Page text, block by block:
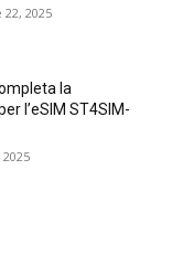
2025
la
l’eSIM ST4SIM-